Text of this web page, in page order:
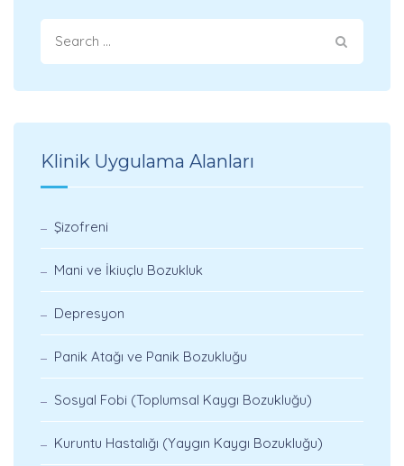
Klinik Uygulama Alanları
Şizofreni
Mani ve İkiuçlu Bozukluk
Depresyon
Panik Atağı ve Panik Bozukluğu
Sosyal Fobi (Toplumsal Kaygı Bozukluğu)
Kuruntu Hastalığı (Yaygın Kaygı Bozukluğu)